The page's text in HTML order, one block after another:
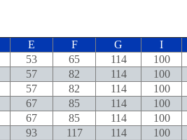
E F G I
53 65 114 100
57 82 114 100
57 82 114 100
67 85 114 100
67 85 114 100
93 117 114 100